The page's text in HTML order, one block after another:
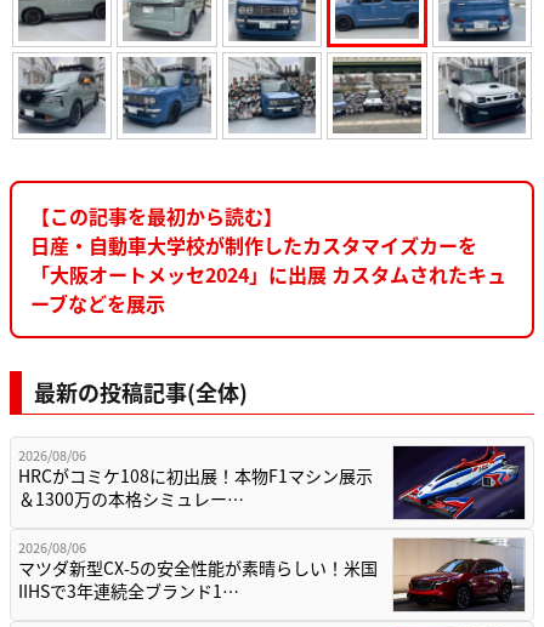
【この記事を最初から読む】
日産・自動車大学校が制作したカスタマイズカーを
「大阪オートメッセ2024」に出展 カスタムされたキュ
ーブなどを展示
最新の投稿記事(全体)
2026/08/06
HRCがコミケ108に初出展！本物F1マシン展示
＆1300万の本格シミュレー…
2026/08/06
マツダ新型CX-5の安全性能が素晴らしい！米国
IIHSで3年連続全ブランド1…